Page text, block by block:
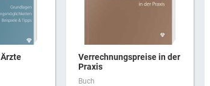
Verrechnungspreise in der
Praxis
Buch